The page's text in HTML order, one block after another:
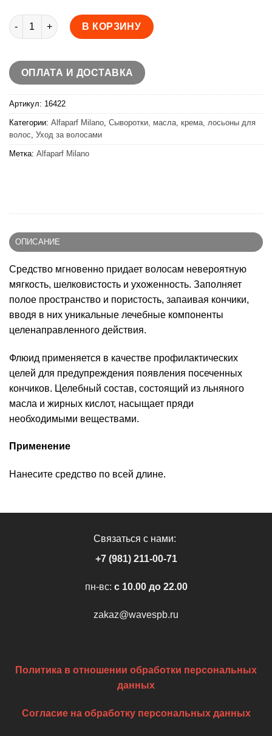
Количество товара Alfaparf Увлажняющий флюид для
В КОРЗИНУ
ОПЛАТА И ДОСТАВКА
Артикул: 16422
Категории: Alfaparf Milano Сыворотки, масла, крема, лосьоны для
волос Уход за волосами
Метка: Alfaparf Milano
ОПИСАНИЕ
Средство мгновенно придает волосам невероятную
мягкость, шелковистость и ухоженность. Заполняет
полое пространство и пористость, запаивая кончики,
вводя в них уникальные лечебные компоненты
целенаправленного действия.
Флюид применяется в качестве профилактических
целей для предупреждения появления посеченных
кончиков. Целебный состав, состоящий из льняного
масла и жирных кислот, насыщает пряди
необходимыми веществами.
Применение
Нанесите средство по всей длине.
Связаться с нами:
+7 (981) 211-00-71
пн-вс: c 10.00 до 22.00
zakaz@wavespb.ru
Политика в отношении обработки персональных
данных
Согласие на обработку персональных данных